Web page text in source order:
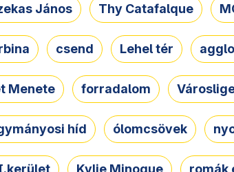
János Thy Catafalque
csend Lehel tér
Menete forradalom
híd ólomcsövek
Kylie Minogue romák